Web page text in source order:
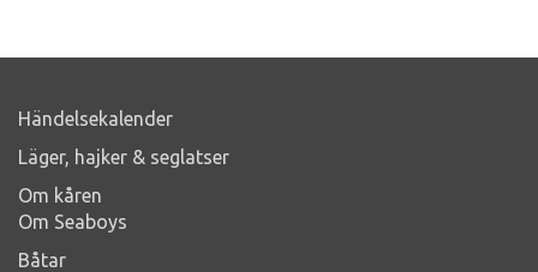
Händelsekalender
Läger, hajker & seglatser
Om kåren
Om Seaboys
Båtar